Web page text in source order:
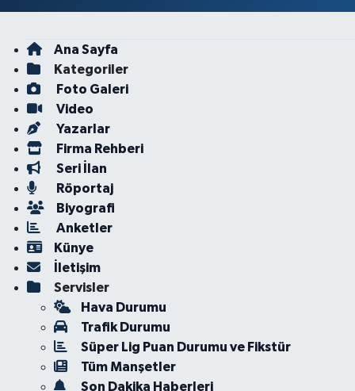
Ana Sayfa
Kategoriler
Foto Galeri
Video
Yazarlar
Firma Rehberi
Seri İlan
Röportaj
Biyografi
Anketler
Künye
İletişim
Servisler
Hava Durumu
Trafik Durumu
Süper Lig Puan Durumu ve Fikstür
Tüm Manşetler
Son Dakika Haberleri